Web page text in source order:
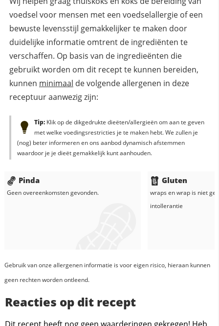
voedsel voor mensen met een voedselallergie of een
bewuste levensstijl gemakkelijker te maken door
duidelijke informatie omtrent de ingrediënten te
verschaffen. Op basis van de ingredieënten die
gebruikt worden om dit recept te kunnen bereiden,
kunnen minimaal de volgende allergenen in deze
receptuur aanwezig zijn:
Tip:Klik op de dikgedrukte dieëten/allergieën om aan te geven
met welke voedingsrestricties je te maken hebt. We zullen je
(nog) beter informeren en ons aanbod dynamisch afstemmen
waardoor je je dieët gemakkelijk kunt aanhouden.
Pinda
Geen overeenkomsten gevonden.
Gluten
wraps enwrapis niet
intollerantie
Gebruik van onze allergenen informatie is voor eigen risico, hieraan kunnen
geen rechten worden ontleend.
Reacties op dit recept